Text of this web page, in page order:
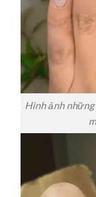
Hình ảnh